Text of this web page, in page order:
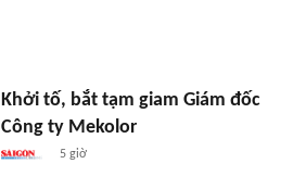
Khởi tố, bắt tạm giam Giám đốc
Công ty Mekolor
5 giờ